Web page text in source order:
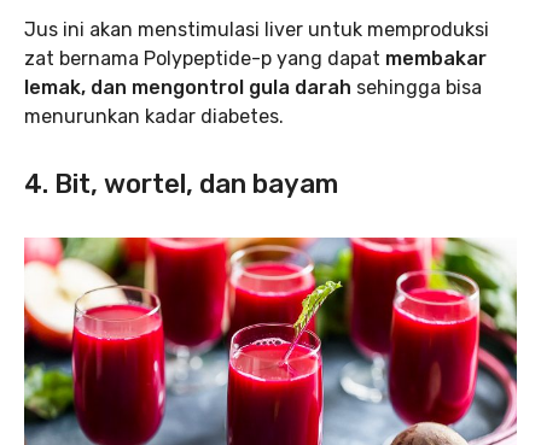
Jus ini akan menstimulasi liver untuk memproduksi
zat bernama Polypeptide-p yang dapat membakar
lemak, dan mengontrol gula darah sehingga bisa
menurunkan kadar diabetes.
4. Bit, wortel, dan bayam